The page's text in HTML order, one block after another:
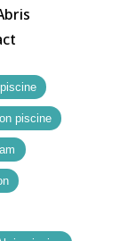
piscine